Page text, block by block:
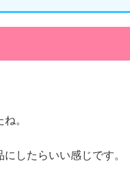
。
したらいい感じです。